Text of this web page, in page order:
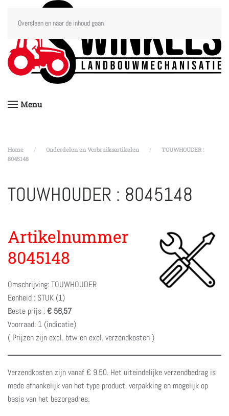
Overslaan en naar de inhoud gaan
Menu
Home Onderdelen en Verbruiksartikelen
TOUWHOUDER :
8045148
TOUWHOUDER : 8045148
Artikelnummer
8045148
Omschrijving: TOUWHOUDER
Eenheid : STUK (1)
Beste prijs :€ 56,57
Voorraad: 1 (indicatie)
( Prijzen zijn excl. btw en excl. verzendkosten )
Verzendkosten zijn vanaf € 9.50. Het uiteindelijke verzendbedrag is
mede afhankelijk van het type product, verpakking en mogelijk op
basis van het bezorgadres.